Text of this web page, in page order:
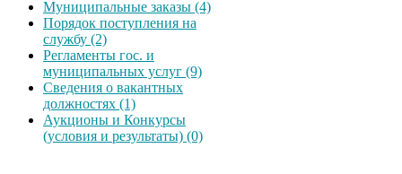
Муниципальные заказы (4)
Порядок поступления на
службу (2)
Регламенты гос. и
муниципальных услуг (9)
Сведения о вакантных
должностях (1)
Аукционы и Конкурсы
(условия и результаты) (0)